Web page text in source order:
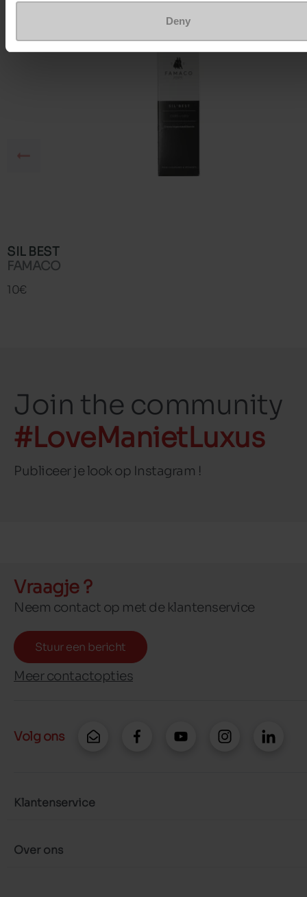
Deny
SIL BEST
FAMACO
10€
Join the community
#LoveManietLuxus
Publiceer je look op Instagram !
Vraagje ?
Neem contact op met de klantenservice
Stuur een bericht
Meer contactopties
Volg ons
Klantenservice
Over ons